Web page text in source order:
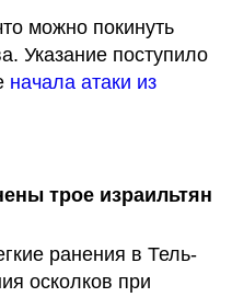
можно покинуть
Указание поступило
начала атаки из
трое израильтян
ранения в Тель-
осколков при